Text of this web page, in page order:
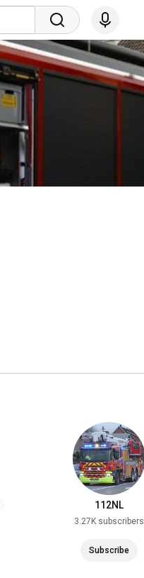
112NL
3.27K subscribers
Subscribe